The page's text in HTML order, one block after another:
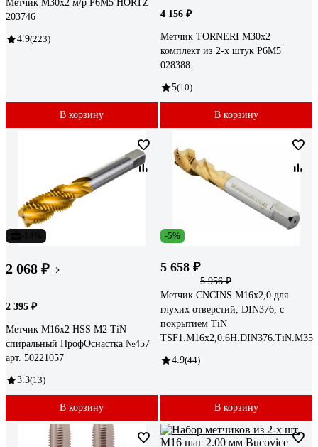
Метчик М30x2 м/р Р6М5 HORTZ
203746
4.9(223)
В корзину
4 156 ₽
Метчик TORNERI М30х2
комплект из 2-х штук Р6М5
028388
5(10)
В корзину
2 068 ₽
2 395 ₽
Метчик M16x2 HSS M2 TiN
спиральный ПрофОснастка №457
арт. 50221057
3.3(13)
В корзину
-5%
5 658 ₽
5 956 ₽
Метчик CNCINS М16х2,0 для
глухих отверстий, DIN376, с
покрытием TiN
TSF1.M16х2,0.6H.DIN376.TiN.M35
4.9(44)
В корзину